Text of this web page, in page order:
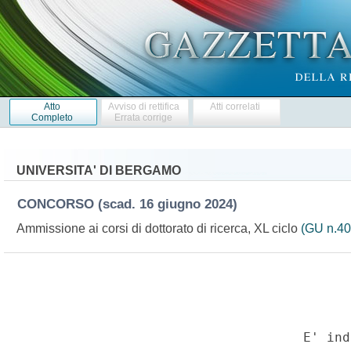
Atto
Completo
Avviso di rettifica
Errata corrige
Atti correlati
UNIVERSITA' DI BERGAMO
CONCORSO (scad. 16 giugno 2024)
Ammissione ai corsi di dottorato di ricerca, XL ciclo (GU